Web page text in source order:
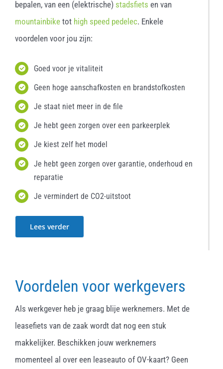
bepalen, van een (elektrische) stadsfiets en van
mountainbiketot high speed pedelec. Enkele
voordelen voor jou zijn:
Goed voor je vitaliteit
Geen hoge aanschafkosten en brandstofkosten
Je staat niet meer in de file
Je hebt geen zorgen over een parkeerplek
Je kiest zelf het model
Je hebt geen zorgen over garantie, onderhoud en
reparatie
Je vermindert de CO2-uitstoot
Lees verder
Voordelen voor werkgevers
Als werkgever heb je graag blije werknemers. Met de
leasefiets van de zaak wordt dat nog een stuk
makkelijker. Beschikken jouw werknemers
momenteel al over een leaseauto of OV-kaart? Geen